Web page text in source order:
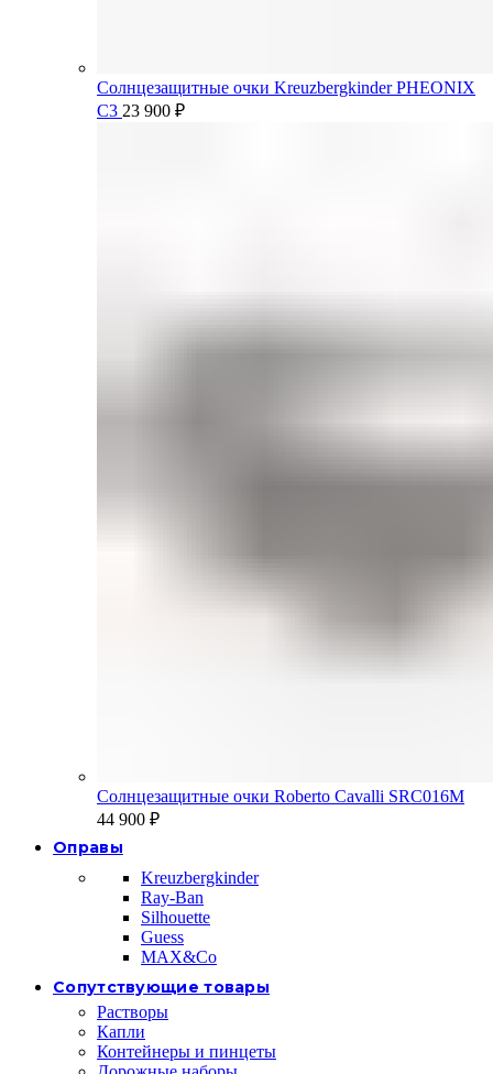
Солнцезащитные очки Kreuzbergkinder PHEONIX
C3 23 900 ₽
Солнцезащитные очки Roberto Cavalli SRC016M
44 900 ₽
Оправы
Kreuzbergkinder
Ray-Ban
Silhouette
Guess
MAX&Co
Сопутствующие товары
Растворы
Капли
Контейнеры и пинцеты